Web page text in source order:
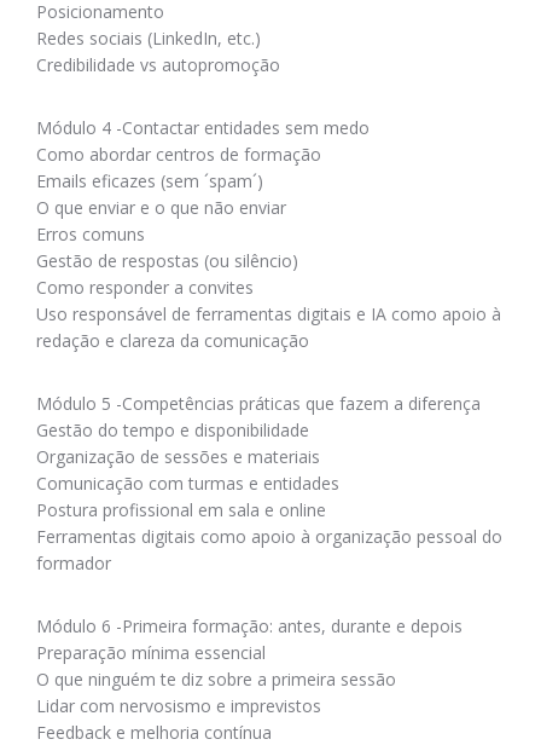
Posicionamento
Redes sociais (LinkedIn, etc.)
Credibilidade vs autopromoção
Módulo 4 -Contactar entidades sem medo
Como abordar centros de formação
Emails eficazes (sem ´spam´)
O que enviar e o que não enviar
Erros comuns
Gestão de respostas (ou silêncio)
Como responder a convites
Uso responsável de ferramentas digitais e IA como apoio à
redação e clareza da comunicação
Módulo 5 -Competências práticas que fazem a diferença
Gestão do tempo e disponibilidade
Organização de sessões e materiais
Comunicação com turmas e entidades
Postura profissional em sala e online
Ferramentas digitais como apoio à organização pessoal do
formador
Módulo 6 -Primeira formação: antes, durante e depois
Preparação mínima essencial
O que ninguém te diz sobre a primeira sessão
Lidar com nervosismo e imprevistos
Feedback e melhoria contínua